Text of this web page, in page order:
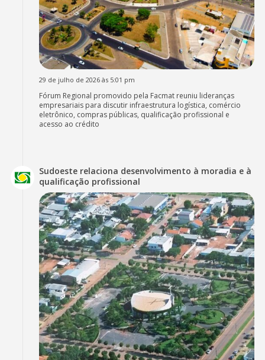
29 de julho de 2026 às 5:01 pm
Fórum Regional promovido pela Facmat reuniu lideranças
empresariais para discutir infraestrutura logística, comércio
eletrônico, compras públicas, qualificação profissional e
acesso ao crédito
Sudoeste relaciona desenvolvimento à moradia e à
qualificação profissional